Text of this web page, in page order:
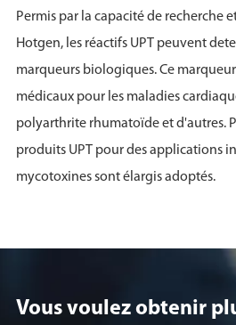
Permis par la capacité de recherche
Hotgen, les réactifs UPT peuvent
marqueurs biologiques. Ce
médicaux pour les maladies
polyarthrite rhumatoïde et d'autres.
produits UPT pour des applications
mycotoxines sont élargis adoptés.
Vous voulez obtenir